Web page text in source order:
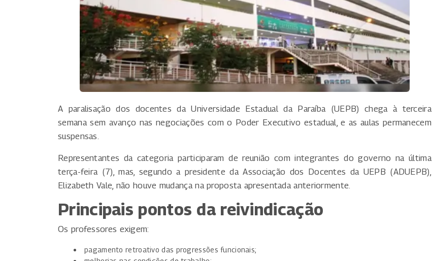
A paralisação dos docentes da Universidade Estadual da Paraíba (UEPB) chega à terceira
semana sem avanço nas negociações com o Poder Executivo estadual, e as aulas permanecem
suspensas.
Representantes da categoria participaram de reunião com integrantes do governo na última
terça-feira (7), mas, segundo a presidente da Associação dos Docentes da UEPB (ADUEPB),
Elizabeth Vale, não houve mudança na proposta apresentada anteriormente.
Principais pontos da reivindicação
Os professores exigem:
pagamento retroativo das progressões funcionais;